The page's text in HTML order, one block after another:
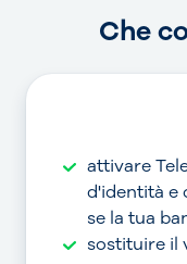
Che
attivare
d'identità e
se la tua
sostituire il